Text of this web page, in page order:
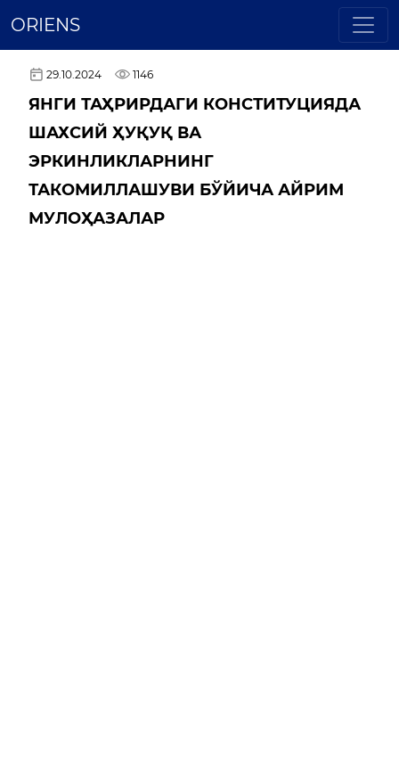
ORIENS
29.10.2024 1146
ЯНГИ ТАҲРИРДАГИ КОНСТИТУЦИЯДА
ШАХСИЙ ҲУҚУҚ ВА
ЭРКИНЛИКЛАРНИНГ
ТАКОМИЛЛАШУВИ БЎЙИЧА АЙРИМ
МУЛОҲАЗАЛАР